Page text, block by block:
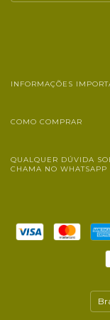
INFORMAÇÕES
COMO COMPRAR
QUALQUER DÚVIDA
CHAMA NO WHATSAPP